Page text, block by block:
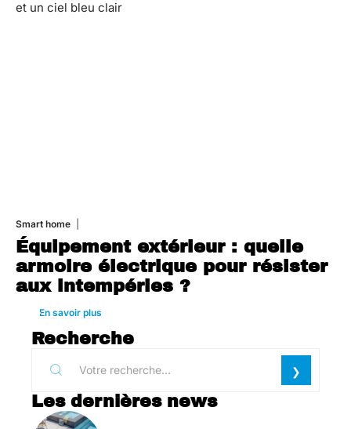
Smart home
Équipement extérieur : quelle
armoire électrique pour résister
aux intempéries ?
En savoir plus
Recherche
Les dernières news